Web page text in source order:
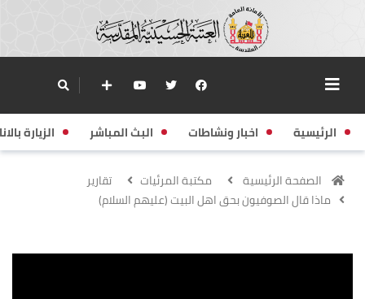
الرئيسية اخبار ونشاطات البث المباشر الزيارة
الصفحة الرئيسية مكتبة المرئيات
تقارير
ماذا قال الصوفيون بحق اهل البيت (عليهم السلام)